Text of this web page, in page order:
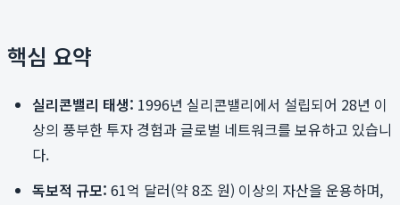
핵심 요약
실리콘밸리 태생: 1996년 실리콘밸리에서 설립되어 28년 이
상의 풍부한 투자 경험과 글로벌 네트워크를 보유하고 있습니
다.
독보적 규모: 61억 달러(약 8조 원) 이상의 자산을 운용하며,